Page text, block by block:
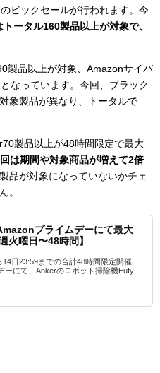
ビックセールが行われます。今
ータル160製品以上が対象で、
製品以上が対象、Amazonサイバ
なっています。今回、ブラック
象製品が異なり、トータルで
製品以上が48時間限定で最大
は期間や対象商品が増えて2倍
品が対象になっていないかチェ
。
プライムデーにて最大
火曜日〜48時間】
14日23:59までの合計48時間限定開催
ーにて、Ankerのロボット掃除機Eufy...